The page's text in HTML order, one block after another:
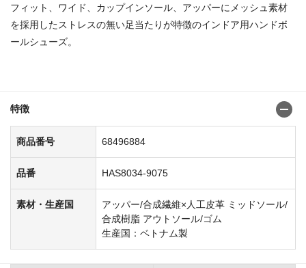
フィット、ワイド、カップインソール、アッパーにメッシュ素材
を採用したストレスの無い足当たりが特徴のインドア用ハンドボ
ールシューズ。
特徴
商品番号 68496884
品番 HAS8034-9075
素材・生産国
アッパー/合成繊維×人工皮革 ミッドソール/
合成樹脂 アウトソール/ゴム
生産国：ベトナム製